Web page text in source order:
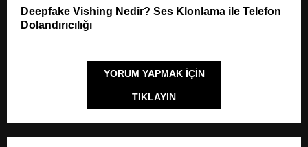
Deepfake Vishing Nedir? Ses Klonlama ile Telefon
Dolandırıcılığı
YORUM YAPMAK IÇIN
TIKLAYIN